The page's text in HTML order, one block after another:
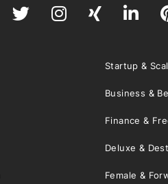
Startup &
Business &
Finance &
Deluxe &
Female &